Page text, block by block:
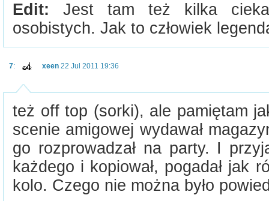
Edit: Jest tam też kilka
osobistych. Jak to człowiek
7: xeen 22 Jul 2011 19:36
też off top (sorki), ale pamiętam
scenie amigowej wydawał
go rozprowadzał na party. I
każdego i kopiował, pogadał jak
kolo. Czego nie można było